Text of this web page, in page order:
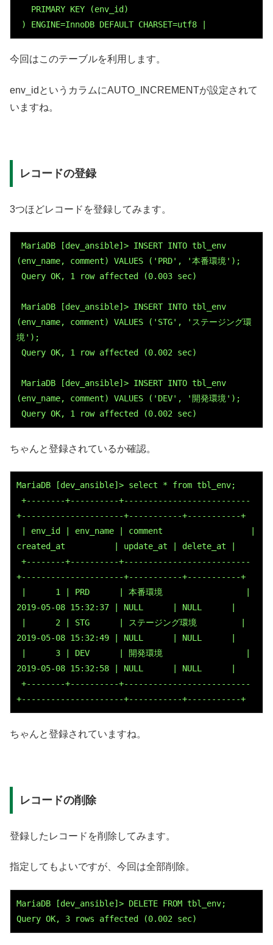
   PRIMARY KEY (
env_id )
) ENGINE=InnoDB DEFAULT CHARSET=utf8 |
今回はこのテーブルを利用します。
env_idというカラムにAUTO_INCREMENTが設定されて
いますね。
レコードの登録
3つほどレコードを登録してみます。
(env_name, comment) VALUES ('PRD', '本番環境');
Query OK, 1 row affected (0.003 sec)
(env_name, comment) VALUES ('STG', 'ステージング環
境');
Query OK, 1 row affected (0.002 sec)
(env_name, comment) VALUES ('DEV', '開発環境');
Query OK, 1 row affected (0.002 sec)
ちゃんと登録されているか確認。
MariaDB [dev_ansible]> select * from tbl_env;
+---------------------+-----------+-----------+
created_at          | update_at | delete_at |
+---------------------+-----------+-----------+
2019-05-08 15:32:37 | NULL      | NULL      |
2019-05-08 15:32:49 | NULL      | NULL      |
2019-05-08 15:32:58 | NULL      | NULL      |
+---------------------+-----------+-----------+
ちゃんと登録されていますね。
レコードの削除
登録したレコードを削除してみます。
指定してもよいですが、今回は全部削除。
MariaDB [dev_ansible]> DELETE FROM tbl_env;
Query OK, 3 rows affected (0.002 sec)